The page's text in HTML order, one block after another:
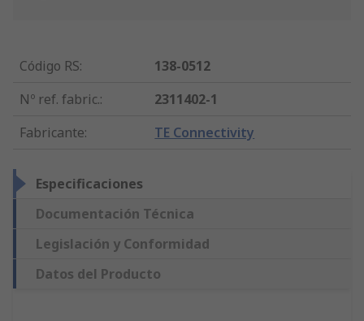
Código RS:
138-0512
Nº ref. fabric.:
2311402-1
Fabricante: TE Connectivity
Especificaciones
Documentación Técnica
Legislación y Conformidad
Datos del Producto